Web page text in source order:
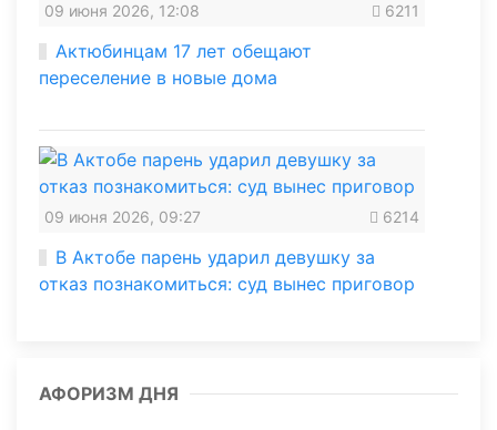
09 июня 2026, 12:08 6211
Актюбинцам 17 лет обещают
переселение в новые дома
09 июня 2026, 09:27 6214
В Актобе парень ударил девушку за
отказ познакомиться: суд вынес приговор
АФОРИЗМ ДНЯ